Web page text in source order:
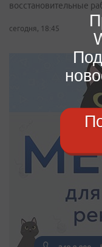
восстановительные
сегодня, 18:45